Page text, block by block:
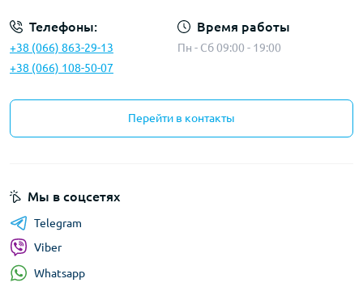
Телефоны:
+38 (066) 863-29-13
+38 (066) 108-50-07
Время работы
Пн - Сб 09:00 - 19:00
Перейти в контакты
Мы в соцсетях
Telegram
Viber
Whatsapp